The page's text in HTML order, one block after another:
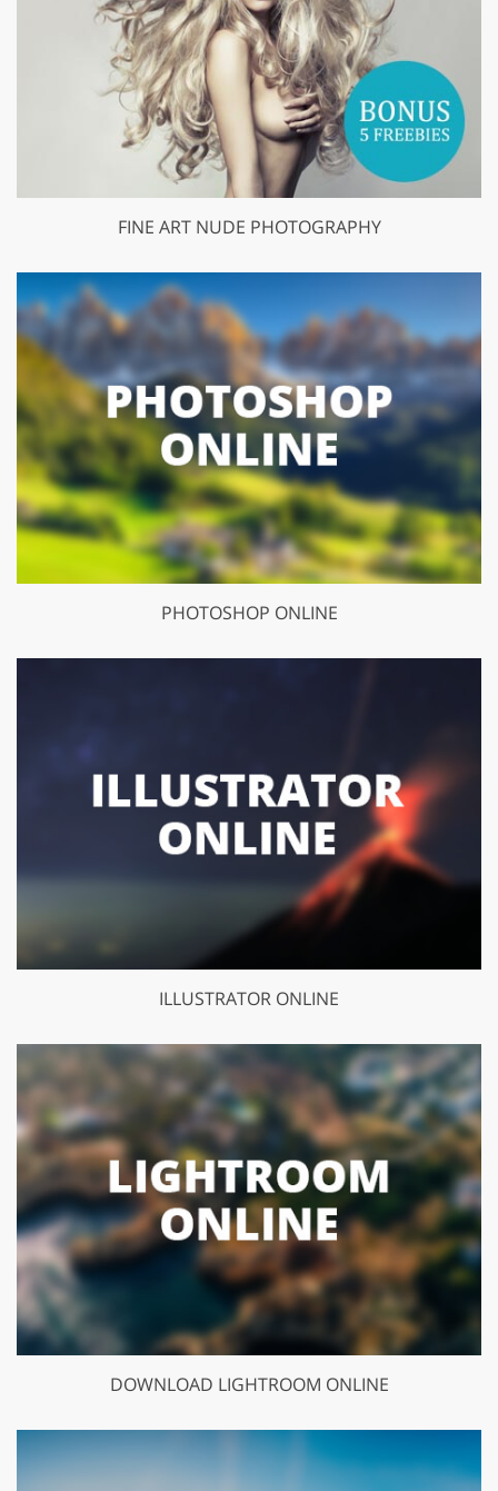
FINE ART NUDE PHOTOGRAPHY
PHOTOSHOP ONLINE
ILLUSTRATOR ONLINE
DOWNLOAD LIGHTROOM ONLINE